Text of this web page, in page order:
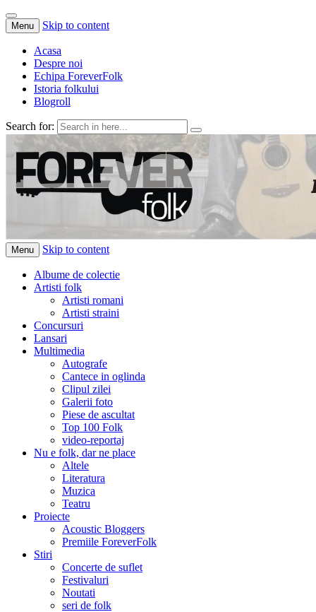
Menu Skip to content
Acasa
Despre noi
Echipa ForeverFolk
Istoria folkului
Blogroll
Search for:
ForeverFolk
Muzica sufletului tau
Menu Skip to content
Albume de colectie
Artisti folk
Artisti romani
Artisti straini
Concursuri
Lansari
Multimedia
Autografe
Cantece in oglinda
Clipul zilei
Galerii foto
Piese de ascultat
Top 100 Folk
video-reportaj
Nu e folk, dar ne place
Altele
Literatura
Muzica
Teatru
Proiecte
Acoustic Bloggers
Premiile ForeverFolk
Stiri
Concerte de suflet
Festivaluri
Noutati
seri de folk